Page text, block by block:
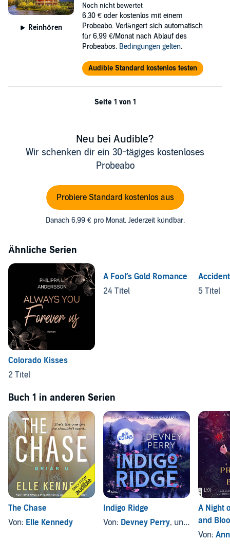
Reinhören
Noch nicht bewertet
6,30 € oder kostenlos mit einem
Probeabo. Verlängert sich automatisch
für 6,99 €/Monat nach Ablauf des
Probeabos. Bedingungen gelten.
Audible Standard kostenlos testen
Seite 1 von 1
Neu bei Audible?
Wir schenken dir ein 30-tägiges kostenloses
Probeabo
Probiere Standard kostenlos aus
Danach 6,99 € pro Monat. Jederzeit kündbar.
Ähnliche Serien
Colorado Kisses
2 Titel
A Fool’s Gold Romance
24 Titel
5 Titel
Buch 1 in anderen Serien
The Chase
Von: Elle Kennedy
Indigo Ridge
Von: Devney Perry, und andere
A Night
and
Von: